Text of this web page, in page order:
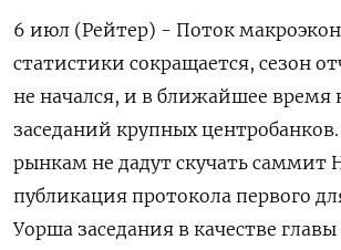
6 июл (Рейтер) - Поток
статистики сокращается, сезон
не начался, и в ближайшее время
заседаний крупных
рынкам не дадут скучать саммит
публикация протокола первого
Уорша заседания в качестве